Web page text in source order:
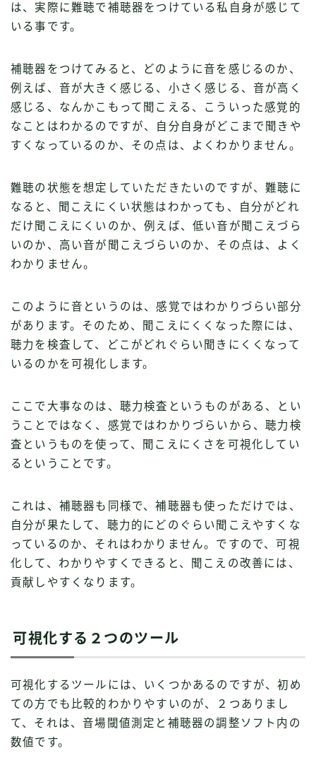
は、実際に難聴で補聴器をつけている私自身が感じて
いる事です。
補聴器をつけてみると、どのように音を感じるのか、
例えば、音が大きく感じる、小さく感じる、音が高く
感じる、なんかこもって聞こえる、こういった感覚的
なことはわかるのですが、自分自身がどこまで聞きや
すくなっているのか、その点は、よくわかりません。
難聴の状態を想定していただきたいのですが、難聴に
なると、聞こえにくい状態はわかっても、自分がどれ
だけ聞こえにくいのか、例えば、低い音が聞こえづら
いのか、高い音が聞こえづらいのか、その点は、よく
わかりません。
このように音というのは、感覚ではわかりづらい部分
があります。そのため、聞こえにくくなった際には、
聴力を検査して、どこがどれぐらい聞きにくくなって
いるのかを可視化します。
ここで大事なのは、聴力検査というものがある、とい
うことではなく、感覚ではわかりづらいから、聴力検
査というものを使って、聞こえにくさを可視化してい
るということです。
これは、補聴器も同様で、補聴器も使っただけでは、
自分が果たして、聴力的にどのぐらい聞こえやすくな
っているのか、それはわかりません。ですので、可視
化して、わかりやすくできると、聞こえの改善には、
貢献しやすくなります。
可視化する２つのツール
可視化するツールには、いくつかあるのですが、初め
ての方でも比較的わかりやすいのが、２つありまし
て、それは、音場閾値測定と補聴器の調整ソフト内の
数値です。